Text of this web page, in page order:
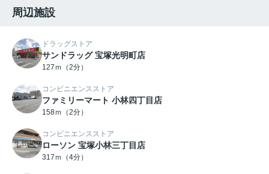
周辺施設
ドラッグストア
サンドラッグ 宝塚光明町店
127ｍ（2分）
コンビニエンスストア
ファミリーマート 小林四丁目店
158ｍ（2分）
コンビニエンスストア
ローソン 宝塚小林三丁目店
317ｍ（4分）